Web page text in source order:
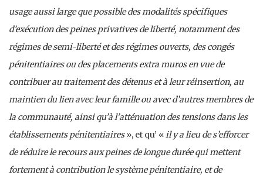
usage aussi large que possible des modalités spécifiques
d’exécution des peines privatives de liberté, notamment des
régimes de semi-liberté et des régimes ouverts, des congés
pénitentiaires ou des placements extra muros en vue de
contribuer au traitement des détenus et à leur réinsertion, au
maintien du lien avec leur famille ou avec d’autres membres de
la communauté, ainsi qu’à l’atténuation des tensions dans les
établissements pénitentiaires», et qu’ « il y a lieu de s’efforcer
de réduire le recours aux peines de longue durée qui mettent
fortement à contribution le système pénitentiaire, et de